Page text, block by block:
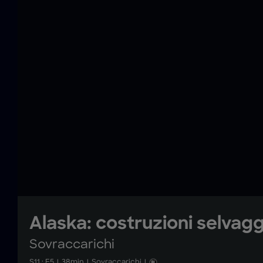
Alaska: costruzioni
Sovraccarichi